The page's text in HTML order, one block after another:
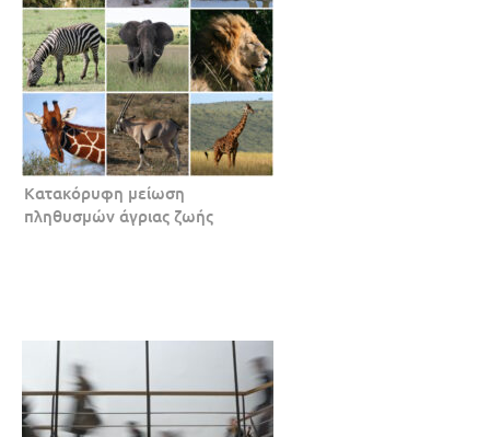
Κατακόρυφη μείωση
πληθυσμών άγριας ζωής